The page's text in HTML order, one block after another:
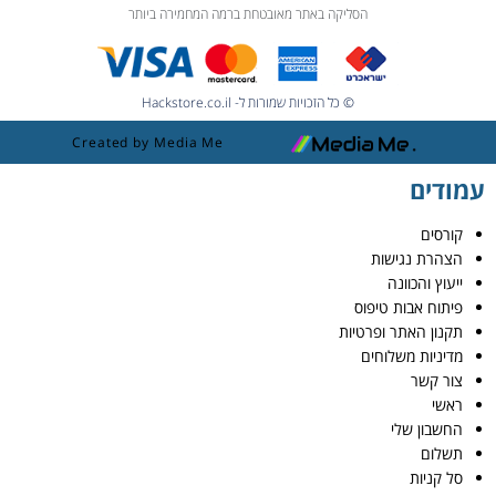
הסליקה באתר מאובטחת ברמה המחמירה ביותר
© כל הזכויות שמורות ל- Hackstore.co.il
Created by Media Me
עמודים
קורסים
הצהרת נגישות
ייעוץ והכוונה
פיתוח אבות טיפוס
תקנון האתר ופרטיות
מדיניות משלוחים
צור קשר
ראשי
החשבון שלי
תשלום
סל קניות